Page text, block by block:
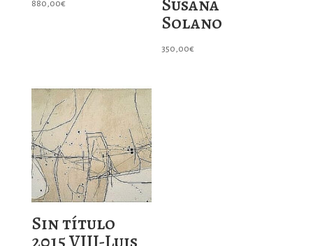
880,00€
Solano
350,00€
Sin título